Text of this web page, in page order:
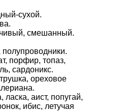
сухой.
смешанный.
полупроводники.
порфир, топаз,
сардоникс.
ореховое
аист, попугай,
ибис, летучая